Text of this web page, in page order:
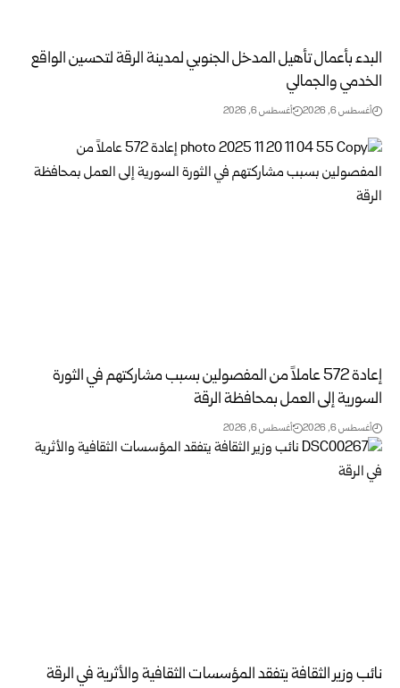
البدء بأعمال تأهيل المدخل الجنوبي لمدينة الرقة لتحسين الواقع
الخدمي والجمالي
أغسطس 6, 2026 أغسطس 6, 2026
إعادة 572 عاملاً من المفصولين بسبب مشاركتهم في الثورة
السورية إلى العمل ‏بمحافظة الرقة
أغسطس 6, 2026 أغسطس 6, 2026
نائب وزير الثقافة يتفقد المؤسسات الثقافية والأثرية في الرقة